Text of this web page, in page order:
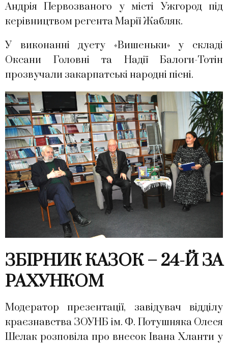
Андрія Первозваного у місті Ужгород під
керівництвом регента Марії Жабляк.
У виконанні дуету «Вишеньки» у складі
Оксани Головні та Надії Балоги-Тотін
прозвучали закарпатські народні пісні.
ЗБІРНИК КАЗОК – 24-Й ЗА
РАХУНКОМ
Модератор презентації, завідувач відділу
краєзнавства ЗОУНБ ім. Ф. Потушняка Олеся
Шелак розповіла про внесок Івана Хланти у